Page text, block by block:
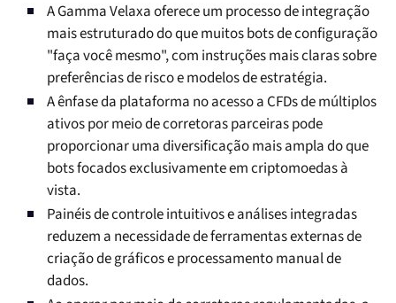
A Gamma Velaxa oferece um processo de integração
mais estruturado do que muitos bots de configuração
"faça você mesmo", com instruções mais claras sobre
preferências de risco e modelos de estratégia.
A ênfase da plataforma no acesso a CFDs de múltiplos
ativos por meio de corretoras parceiras pode
proporcionar uma diversificação mais ampla do que
bots focados exclusivamente em criptomoedas à
vista.
Painéis de controle intuitivos e análises integradas
reduzem a necessidade de ferramentas externas de
criação de gráficos e processamento manual de
dados.